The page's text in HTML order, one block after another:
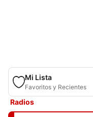
Mi Lista
Favoritos y Recientes
Radios